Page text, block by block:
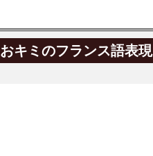
おキミのフランス語表現